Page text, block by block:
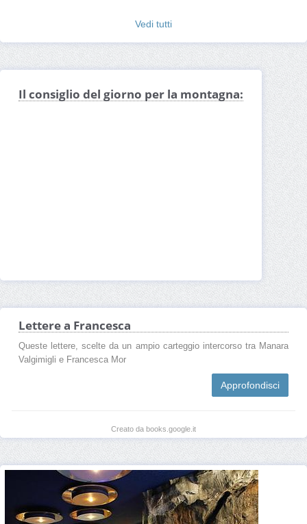
Vedi tutti
Il consiglio del giorno per la montagna:
Lettere a Francesca
Queste lettere, scelte da un ampio carteggio intercorso tra Manara
Valgimigli e Francesca Mor
Approfondisci
Creato da books.google.it